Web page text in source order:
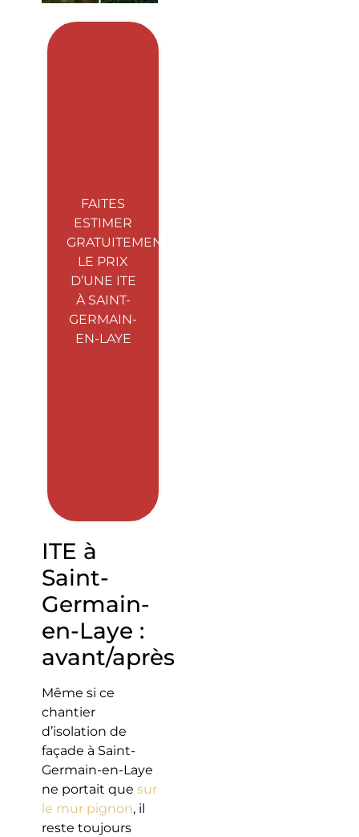
FAITES
ESTIMER
GRATUITEMENT
LE PRIX
D’UNE ITE
À SAINT-
GERMAIN-
EN-LAYE
ITE à
Saint-
Germain-
en-Laye :
avant/après
Même si ce
chantier
d’isolation de
façade à Saint-
Germain-en-Laye
ne portait que sur
le mur pignon, il
reste toujours